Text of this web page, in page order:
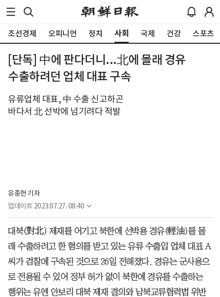
조선경제 오피니언 정치 사회 국제 건강 스포츠
[단독] 中에 판다더니...北에 몰래 경유
수출하려던 업체 대표 구속
유류업체 대표, 中 수출 신고하곤
바다서 北 선박에 넘기려다 적발
유종헌 기자
업데이트 2023.07.27. 08:40
대북(對北) 제재를 어기고 북한에 선박용 경유(輕油)를 몰
래 수출하려고 한 혐의를 받고 있는 유류 수출입 업체 대표 A
씨가 검찰에 구속된 것으로 26일 전해졌다. 경유는 군사용으
로 전용될 수 있어 정부 허가 없이 북한에 경유를 수출하는
행위는 유엔 안보리 대북 제재 결의와 남북교류협력법 위반